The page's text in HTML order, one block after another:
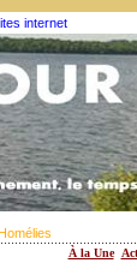
internet
À la Une